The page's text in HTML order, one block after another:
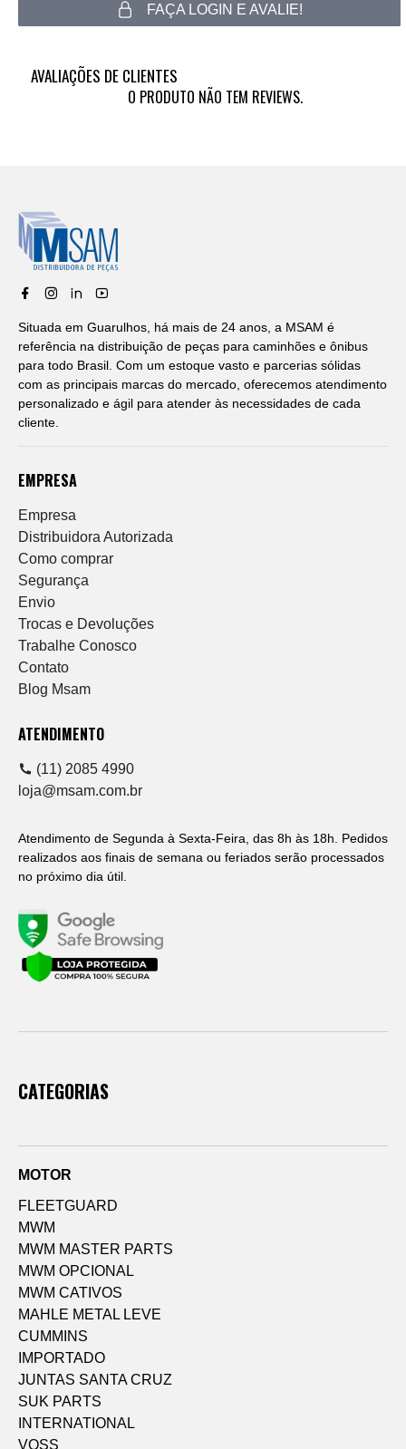
FAÇA LOGIN E AVALIE!
AVALIAÇÕES DE CLIENTES
O PRODUTO NÃO TEM REVIEWS.
Situada em Guarulhos, há mais de 24 anos, a MSAM é
referência na distribuição de peças para caminhões e ônibus
para todo Brasil. Com um estoque vasto e parcerias sólidas
com as principais marcas do mercado, oferecemos atendimento
personalizado e ágil para atender às necessidades de cada
cliente.
EMPRESA
Empresa
Distribuidora Autorizada
Como comprar
Segurança
Envio
Trocas e Devoluções
Trabalhe Conosco
Contato
Blog Msam
ATENDIMENTO
(11) 2085 4990
loja@msam.com.br
Atendimento de Segunda à Sexta-Feira, das 8h às 18h. Pedidos
realizados aos finais de semana ou feriados serão processados
no próximo dia útil.
CATEGORIAS
MOTOR
FLEETGUARD
MWM
MWM MASTER PARTS
MWM OPCIONAL
MWM CATIVOS
MAHLE METAL LEVE
CUMMINS
IMPORTADO
JUNTAS SANTA CRUZ
SUK PARTS
INTERNATIONAL
VOSS